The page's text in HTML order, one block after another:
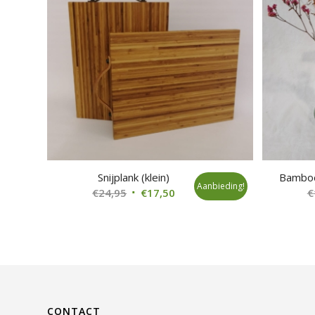
Snijplank (klein)
€24,95 Oorspronkelijke
€17,50 HuidigeAanbieding!
€
CONTACT